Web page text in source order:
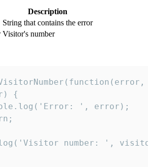
Description
String that contains the error
Visitor's number
{
', error);
number: ',